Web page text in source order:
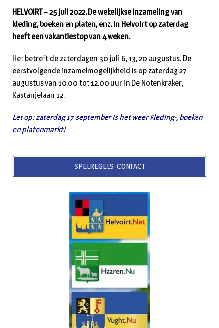
HELVOIRT – 25 juli 2022. De wekelijkse inzameling van
kleding, boeken en platen, enz. in Helvoirt op zaterdag
heeft een vakantiestop van 4 weken.
Het betreft de zaterdagen 30 juli 6, 13, 20 augustus. De
eerstvolgende inzamelmogelijkheid is op zaterdag 27
augustus van 10.00 tot 12.00 uur in De Notenkraker,
Kastanjelaan 12.
Let op: zaterdag 17 september is het weer Kleding-, boeken
en platenmarkt!
SPELREGELS-CONTACT